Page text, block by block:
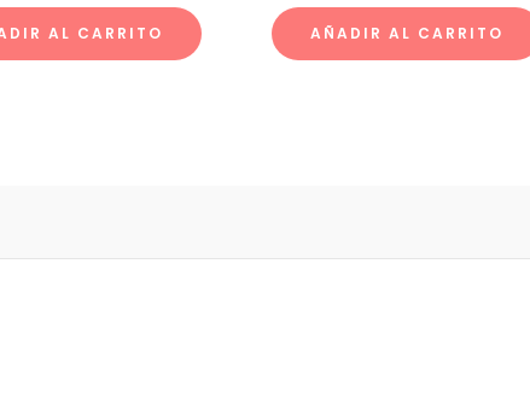
AL CARRITO AÑADIR AL CARRITO